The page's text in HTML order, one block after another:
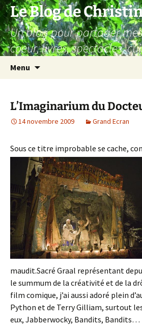
Aller
au
contenu
Le Blog de
Un blog pour partager
coeur, livres, spectacles,
Menu
L’Imaginarium du
14 novembre 2009 Grand Ecran
Sous ce titre improbable se cache, c
maudit.Sacré Graal représentant
le summum de la créativité et de la
film comique, j’ai aussi adoré plein
Python et de Terry Gilliam, surtout
eux, Jabberwocky, Bandits, Bandits…